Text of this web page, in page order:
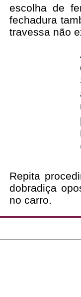
escolha de
fechadura
travessa não
Repita
dobradiça
no carro.